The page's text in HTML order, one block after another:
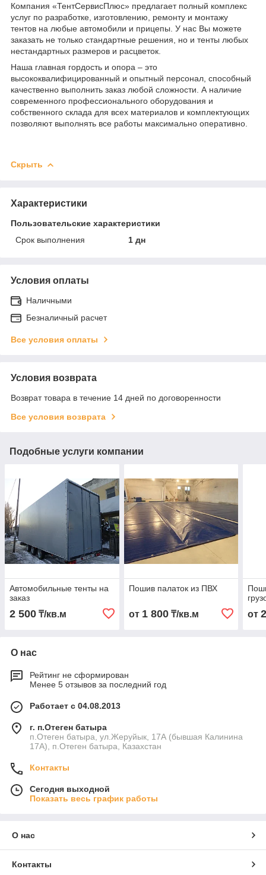
Компания «ТентСервисПлюс» предлагает полный комплекс
услуг по разработке, изготовлению, ремонту и монтажу
тентов на любые автомобили и прицепы. У нас Вы можете
заказать не только стандартные решения, но и тенты любых
нестандартных размеров и расцветок.
Наша главная гордость и опора – это
высококвалифицированный и опытный персонал, способный
качественно выполнить заказ любой сложности. А наличие
современного профессионального оборудования и
собственного склада для всех материалов и комплектующих
позволяют выполнять все работы максимально оперативно.
Скрыть
Характеристики
Пользовательские характеристики
Срок выполнения
1 дн
Условия оплаты
Наличными
Безналичный расчет
Все условия оплаты
Условия возврата
Возврат товара в течение 14 дней по договоренности
Все условия возврата
Подобные услуги компании
Автомобильные тенты на
заказ
2 500 ₸/кв.м
Пошив палаток из ПВХ
от 1 800₸/кв.м от
О нас
Рейтинг не сформирован
Менее 5 отзывов за последний год
Работает с 04.08.2013
г. п.Отеген батыра
п.Отеген батыра, ул.Жеруйык, 17А (бывшая Калинина
17А), п.Отеген батыра, Казахстан
Контакты
Сегодня выходной
Показать весь график работы
О нас
Контакты